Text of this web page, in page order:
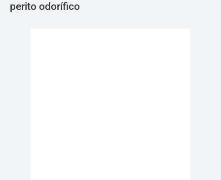
perito odorífico